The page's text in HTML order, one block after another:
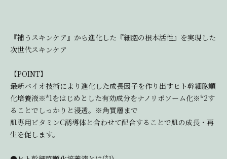
『補うスキンケア』から進化した『細胞の根本活性』を実現した
次世代スキンケア
【POINT】
最新バイオ技術により進化した成長因子を作り出すヒト幹細胞順
化培養液※*1をはじめとした有効成分をナノリポソーム化※*2す
ることでしっかりと浸透。※角質層まで
肌専用ビタミンC誘導体と合わせて配合することで肌の成長・再
生を促します。